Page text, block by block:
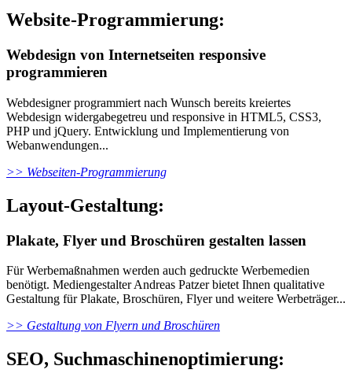
Website-Programmierung:
Webdesign von Internetseiten responsive
programmieren
Webdesigner programmiert nach Wunsch bereits kreiertes
Webdesign widergabegetreu und responsive in HTML5, CSS3,
PHP und jQuery. Entwicklung und Implementierung von
Webanwendungen...
>> Webseiten-Programmierung
Layout-Gestaltung:
Plakate, Flyer und Broschüren gestalten lassen
Für Werbemaßnahmen werden auch gedruckte Werbemedien
benötigt. Mediengestalter Andreas Patzer bietet Ihnen qualitative
Gestaltung für Plakate, Broschüren, Flyer und weitere Werbeträger...
>> Gestaltung von Flyern und Broschüren
SEO, Suchmaschinenoptimierung: